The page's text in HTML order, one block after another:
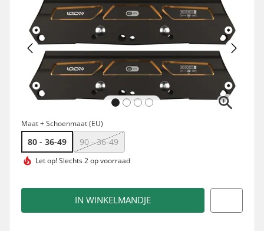
Maat + Schoenmaat (EU)
80 - 36-49 90 - 36-49
Let op!Slechts 2 op voorraad
IN WINKELMANDJE